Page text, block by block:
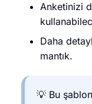
Anketinizi
Daha
mantık.
💡 Bu